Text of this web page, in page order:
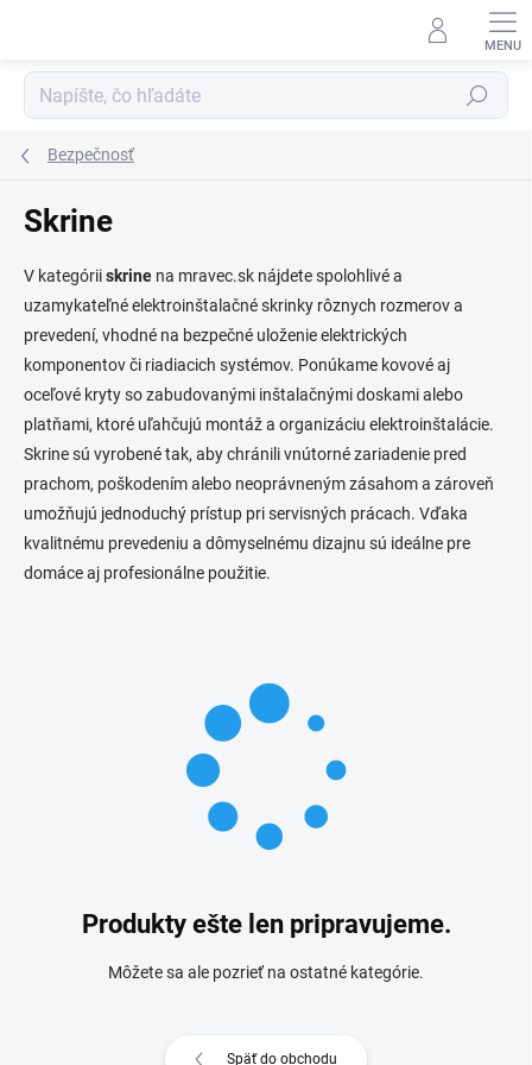
Hľadať
Bezpečnosť
Skrine
V kategóriiskrine na mravec.sk nájdete spolohlivé a
uzamykateľné elektroinštalačné skrinky rôznych rozmerov a
prevedení, vhodné na bezpečné uloženie elektrických
komponentov či riadiacich systémov. Ponúkame kovové aj
oceľové kryty so zabudovanými inštalačnými doskami alebo
platňami, ktoré uľahčujú montáž a organizáciu elektroinštalácie.
Skrine sú vyrobené tak, aby chránili vnútorné zariadenie pred
prachom, poškodením alebo neoprávneným zásahom a zároveň
umožňujú jednoduchý prístup pri servisných prácach. Vďaka
kvalitnému prevedeniu a dômyselnému dizajnu sú ideálne pre
domáce aj profesionálne použitie.
Produkty ešte len pripravujeme.
Môžete sa ale pozrieť na ostatné kategórie.
Späť do obchodu